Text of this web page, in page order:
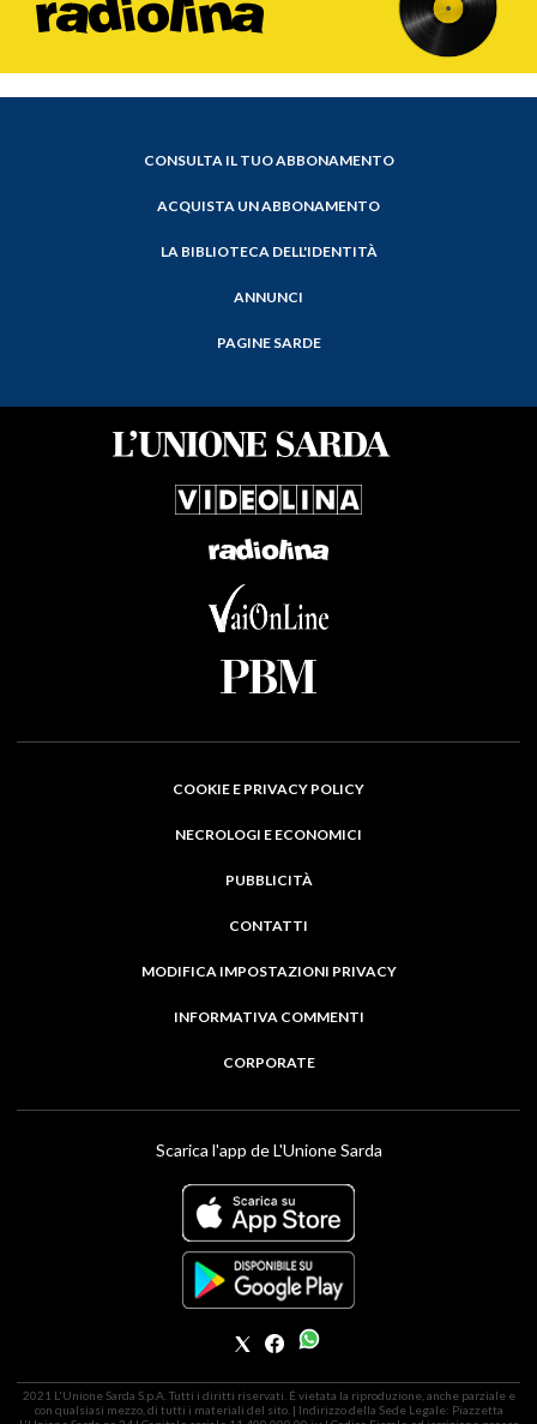
CONSULTA IL TUO ABBONAMENTO
ACQUISTA UN ABBONAMENTO
LA BIBLIOTECA DELL'IDENTITÀ
ANNUNCI
PAGINE SARDE
COOKIE E PRIVACY POLICY
NECROLOGI E ECONOMICI
PUBBLICITÀ
CONTATTI
MODIFICA IMPOSTAZIONI PRIVACY
INFORMATIVA COMMENTI
CORPORATE
Scarica l'app de L'Unione Sarda
2021 L'Unione Sarda S.p.A. Tutti i diritti riservati. É vietata la riproduzione, anche parziale e
con qualsiasi mezzo, di tutti i materiali del sito. | Indirizzo della Sede Legale: Piazzetta